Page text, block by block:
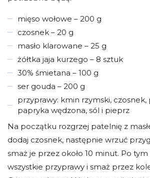
mięso wołowe – 200 g
czosnek – 20 g
masło klarowane – 25 g
żółtka jaja kurzego – 8 sztuk
30% śmietana – 100 g
ser gouda – 200 g
przyprawy: kmin rzymski, czosnek,
papryka wędzona, sól i pieprz
Na początku rozgrzej patelnię z
dodaj czosnek, następnie wrzuć
smaż je przez około 10 minut. Po tym
wszystkie przyprawy i smaż przez